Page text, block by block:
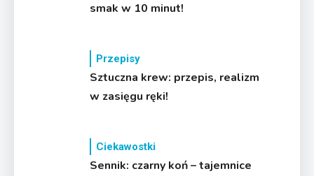
smak w 10 minut!
Przepisy
Sztuczna krew: przepis, realizm
w zasięgu ręki!
Ciekawostki
Sennik: czarny koń – tajemnice